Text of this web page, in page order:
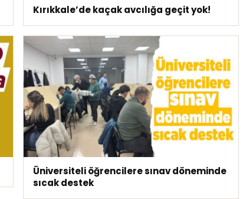
Kırıkkale’de kaçak avcılığa geçit yok!
Üniversiteli öğrencilere sınav döneminde
sıcak destek